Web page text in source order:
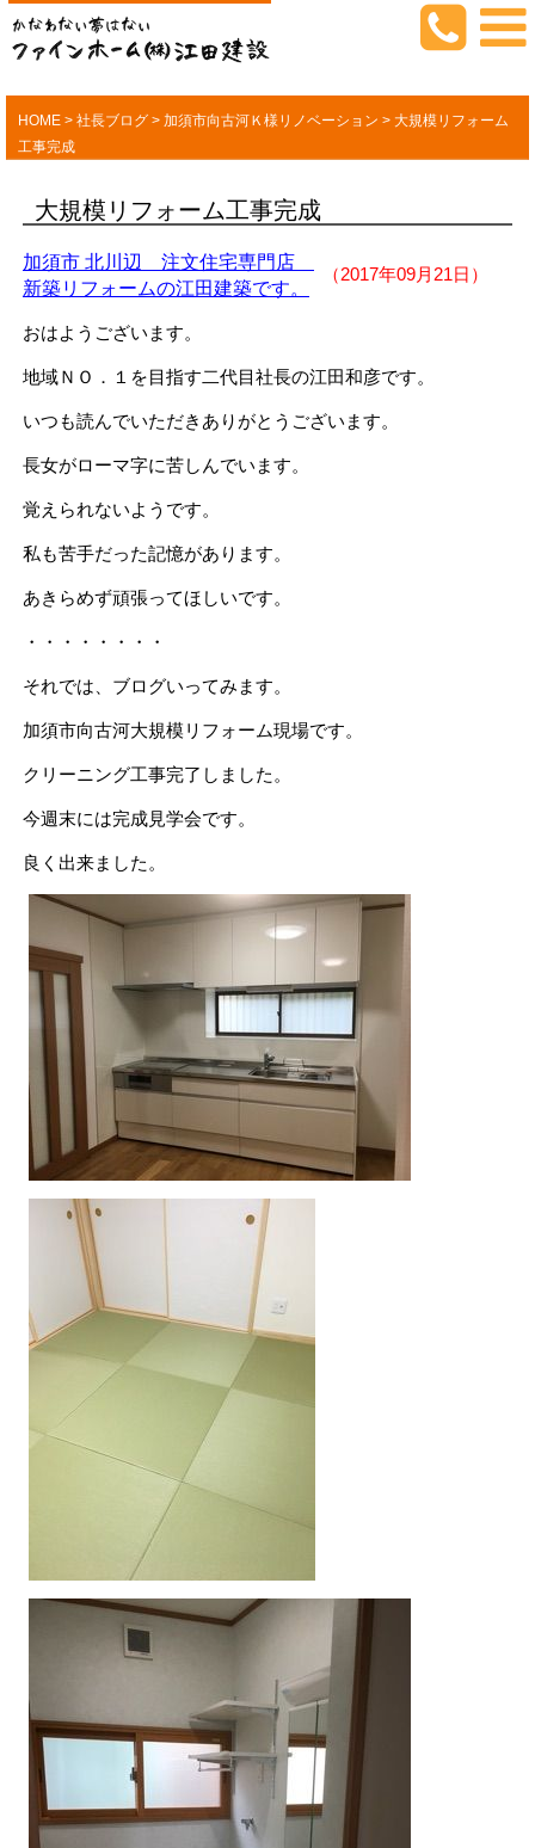
HOME > 社長ブログ > 加須市向古河Ｋ様リノベーション > 大規模リフォーム
工事完成
大規模リフォーム工事完成
（2017年09月21日）
加須市 北川辺 注文住宅専門店
新築リフォームの江田建築です。
おはようございます。
地域ＮＯ．１を目指す二代目社長の江田和彦です。
いつも読んでいただきありがとうございます。
長女がローマ字に苦しんでいます。
覚えられないようです。
私も苦手だった記憶があります。
あきらめず頑張ってほしいです。
・・・・・・・・
それでは、ブログいってみます。
加須市向古河大規模リフォーム現場です。
クリーニング工事完了しました。
今週末には完成見学会です。
良く出来ました。